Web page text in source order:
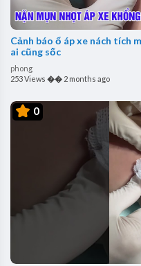
Cảnh báo ổ áp xe nách tích
ai cũng sốc
phong
253 Views �� 2 months ago
0